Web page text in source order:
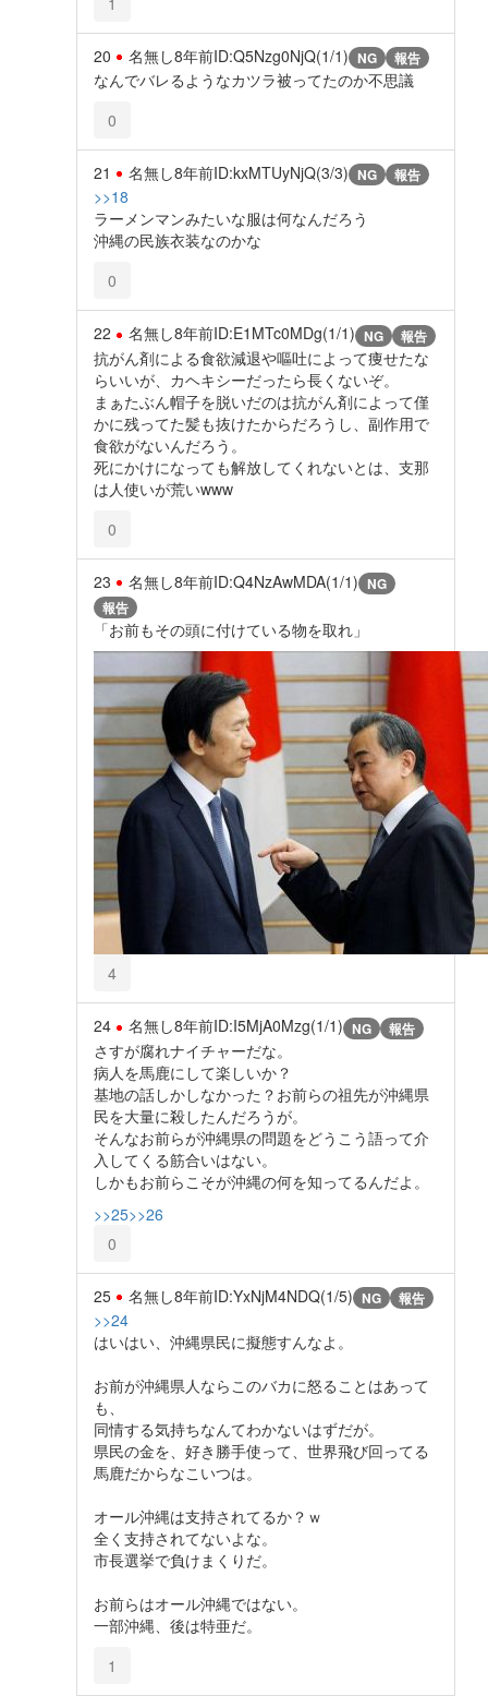
20 名無し8年前ID:Q5Nzg0NjQ(1/1) NG 報告
なんでバレるようなカツラ被ってたのか不思議
0
21 名無し8年前ID:kxMTUyNjQ(3/3) NG 報告
>>18
ラーメンマンみたいな服は何なんだろう
沖縄の民族衣装なのかな
0
22 名無し8年前ID:E1MTc0MDg(1/1) NG 報告
抗がん剤による食欲減退や嘔吐によって痩せたな
らいいが、カヘキシーだったら長くないぞ。
まぁたぶん帽子を脱いだのは抗がん剤によって僅
かに残ってた髪も抜けたからだろうし、副作用で
食欲がないんだろう。
死にかけになっても解放してくれないとは、支那
は人使いが荒いwww
0
23 名無し8年前ID:Q4NzAwMDA(1/1) NG
報告
「お前もその頭に付けている物を取れ」
4
24 名無し8年前ID:I5MjA0Mzg(1/1) NG 報告
さすが腐れナイチャーだな。
病人を馬鹿にして楽しいか？
基地の話しかしなかった？お前らの祖先が沖縄県
民を大量に殺したんだろうが。
そんなお前らが沖縄県の問題をどうこう語って介
入してくる筋合いはない。
しかもお前らこそが沖縄の何を知ってるんだよ。
>>25>>26
0
25 名無し8年前ID:YxNjM4NDQ(1/5) NG 報告
>>24
はいはい、沖縄県民に擬態すんなよ。
お前が沖縄県人ならこのバカに怒ることはあって
も、
同情する気持ちなんてわかないはずだが。
県民の金を、好き勝手使って、世界飛び回ってる
馬鹿だからなこいつは。
オール沖縄は支持されてるか？ｗ
全く支持されてないよな。
市長選挙で負けまくりだ。
お前らはオール沖縄ではない。
一部沖縄、後は特亜だ。
1